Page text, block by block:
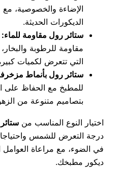
الإضاءة والخصوصية،
الديكورات الحديثة.
ستائر رول مقاومة للماء:
مقاومة للرطوبة
التي تتعرض لكميات
ستائر رول بأنماط
للمطبخ مع الحفاظ على
بتصاميم متنوعة من
اختيار النوع المناسب من
درجة التعرض للشمس
في الضوء، مع مراعاة العوامل
ديكور مطبخك.